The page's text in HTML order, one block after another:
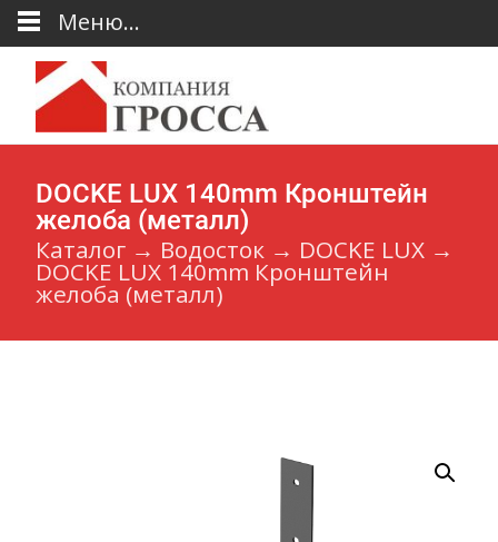
DOCKE LUX 140mm Кронштейн
желоба (металл)
Каталог → Водосток → DOCKE LUX →
DOCKE LUX 140mm Кронштейн
желоба (металл)
Меню...